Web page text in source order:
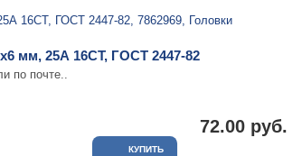
мм, 25А 16СТ, ГОСТ 2447-82
по почте..
72.00 руб.